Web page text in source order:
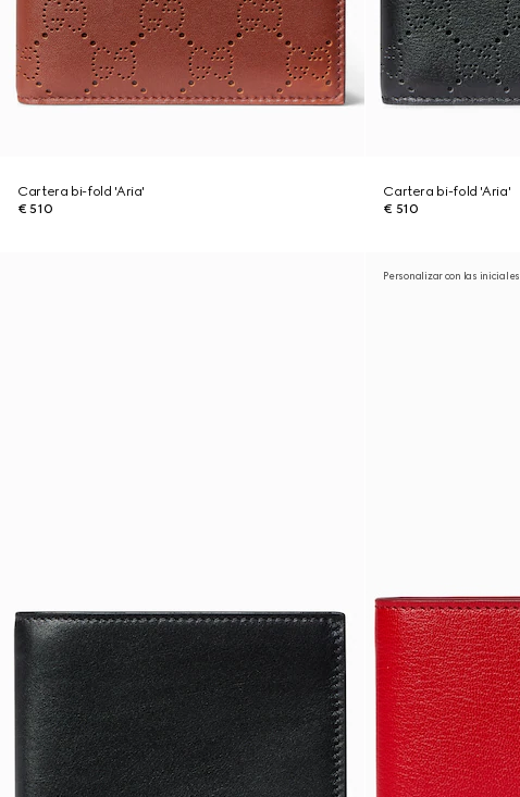
Cartera bi-fold 'Aria'
€ 510
Cartera bi-fold 'Aria'
€ 510
Personalizar con las iniciales